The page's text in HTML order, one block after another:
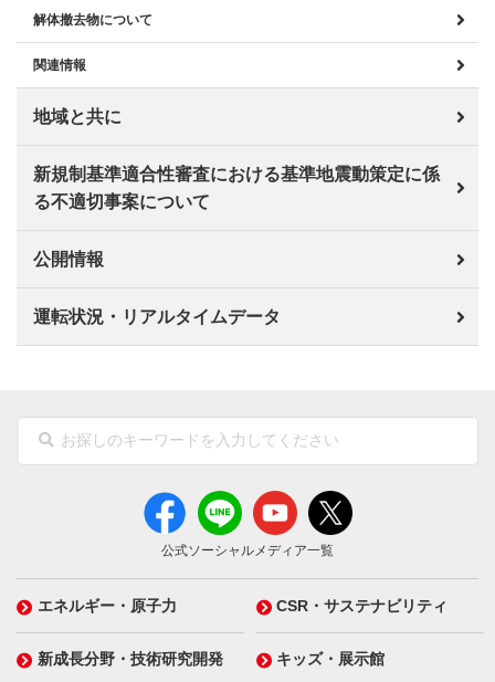
解体撤去物について
関連情報
地域と共に
新規制基準適合性審査における基準地震動策定に係
る不適切事案について
公開情報
運転状況・リアルタイムデータ
公式ソーシャルメディア一覧
エネルギー・原子力 CSR・サステナビリティ
新成長分野・技術研究開発 キッズ・展示館